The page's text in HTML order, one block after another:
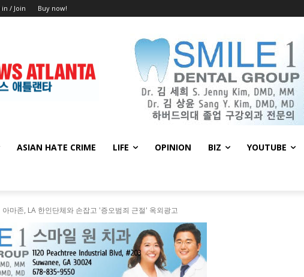
in / Join Buy now!
ASIAN HATE CRIME LIFE OPINION BIZ YOUTUBE
아마존, LA 한인단체와 손잡고 '증오범죄 근절' 옥외광고